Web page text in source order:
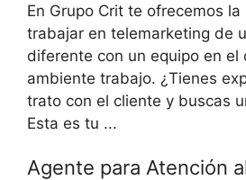
En Grupo Crit te ofrecemos
trabajar en telemarketing de
diferente con un equipo en el
ambiente trabajo. ¿Tienes
trato con el cliente y buscas
Esta es tu ...
Agente para Atención